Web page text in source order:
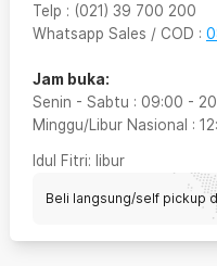
Telp : (021) 39 700 200
Whatsapp Sales / COD :
Jam buka:
Senin - Sabtu : 09:00 -
Minggu/Libur Nasional :
Idul Fitri: libur
Beli langsung/self pickup